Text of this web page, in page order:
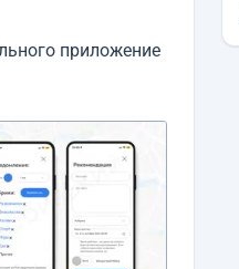
приложение